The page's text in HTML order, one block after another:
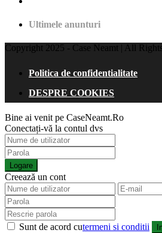
Ultimele anunturi
Copyright 2025 - Case Neamt | All Rights
Politica de confidentialitate
DESPRE COOKIES
Bine ai venit pe CaseNeamt.Ro
Conectați-vă la contul dvs
Logare
Creează un cont
Sunt de acord cutermeni si conditii